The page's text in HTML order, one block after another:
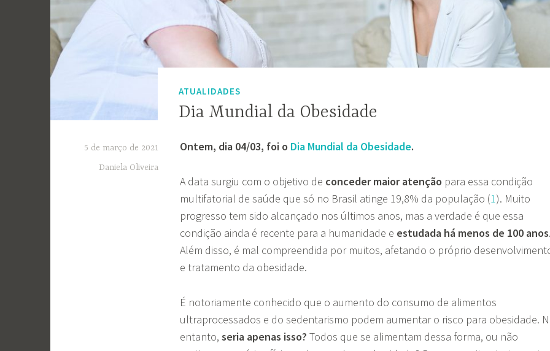
ATUALIDADES
Dia Mundial da Obesidade
5 de março de 2021
Daniela Oliveira
Ontem, dia 04/03, foi o Dia Mundial da Obesidade.
A data surgiu com o objetivo de conceder maior atenção para essa condição
multifatorial de saúde que só no Brasil atinge 19,8% da população (1). Muito
progresso tem sido alcançado nos últimos anos, mas a verdade é que essa
condição ainda é recente para a humanidade e estudada há menos de 100 anos
Além disso, é mal compreendida por muitos, afetando o próprio
e tratamento da obesidade.
É notoriamente conhecido que o aumento do consumo de alimentos
ultraprocessados e do sedentarismo podem aumentar o risco para obesidade.
entanto, seria apenas isso? Todos que se alimentam dessa forma, ou não